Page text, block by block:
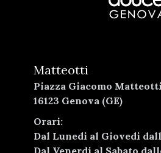
Matteotti
Piazza Giacomo
16123 Genova (GE)
Orari:
Dal Lunedi al Giovedi
Dal Venerdi al Sabato